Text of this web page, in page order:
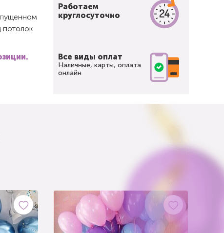
потолок
Работаем
круглосуточно
Все виды оплат
Наличные, карты, оплата
онлайн